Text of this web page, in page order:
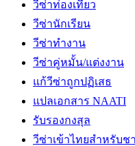
วีซ่าท่องเที่ยว
วีซ่านักเรียน
วีซ่าทำงาน
วีซ่าคู่หมั้น/แต่งงาน
แก้วีซ่าถูกปฏิเสธ
แปลเอกสาร NAATI
รับรองกงสุล
วีซ่าเข้าไทยสำหรับช